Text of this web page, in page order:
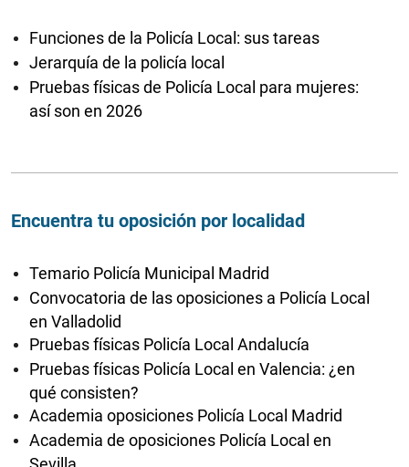
Funciones de la Policía Local: sus tareas
Jerarquía de la policía local
Pruebas físicas de Policía Local para mujeres:
así son en 2026
Encuentra tu oposición por localidad
Temario Policía Municipal Madrid
Convocatoria de las oposiciones a Policía Local
en Valladolid
Pruebas físicas Policía Local Andalucía
Pruebas físicas Policía Local en Valencia: ¿en
qué consisten?
Academia oposiciones Policía Local Madrid
Academia de oposiciones Policía Local en
Sevilla